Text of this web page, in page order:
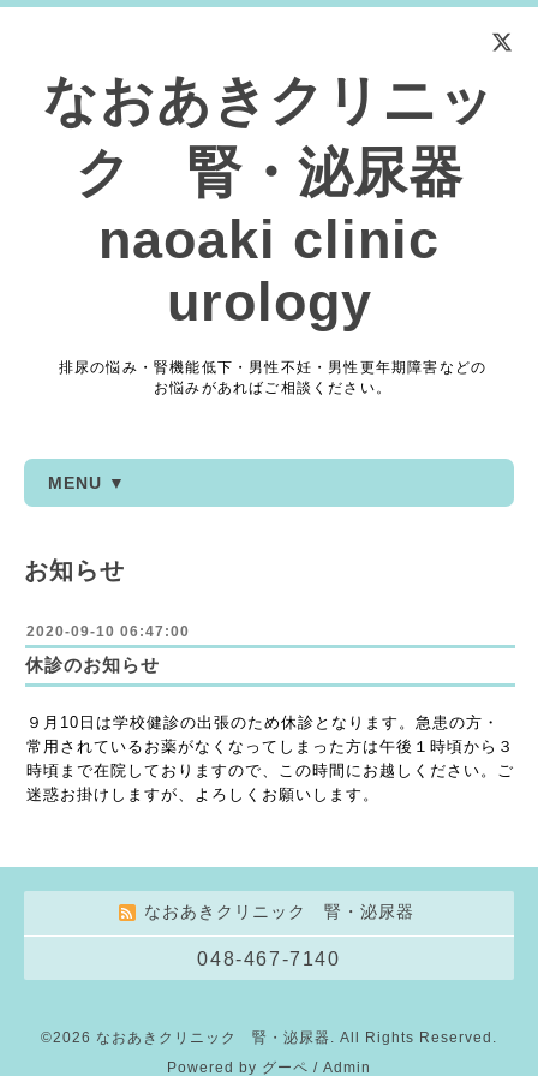
なおあきクリニッ
ク 腎・泌尿器
naoaki clinic
urology
排尿の悩み・腎機能低下・男性不妊・男性更年期障害などの
お悩みがあればご相談ください。
MENU ▼
お知らせ
2020-09-10 06:47:00
休診のお知らせ
９月10日は学校健診の出張のため休診となります。急患の方・
常用されているお薬がなくなってしまった方は午後１時頃から３
時頃まで在院しておりますので、この時間にお越しください。ご
迷惑お掛けしますが、よろしくお願いします。
なおあきクリニック 腎・泌尿器
048-467-7140
©2026 なおあきクリニック 腎・泌尿器 . All Rights Reserved.
Powered by グーペ / Admin